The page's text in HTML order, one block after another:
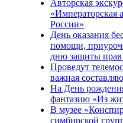
Авторская
«Императорская
России»
День оказания
помощи,
дню защиты прав
Проведут
важная
На День
фантазию «Из
В музее
симбирской